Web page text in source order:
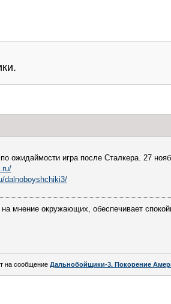
ожидаймости игра после Сталкера. 27
dalnoboyshchiki3/
мнение окружающих, обеспечивает
на сообщение Дальнобойщики-3. Покорение